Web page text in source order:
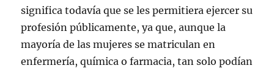
significa todavía que se les permitiera ejercer su
profesión públicamente, ya que, aunque la
mayoría de las mujeres se matriculan en
enfermería, química o farmacia, tan solo podían